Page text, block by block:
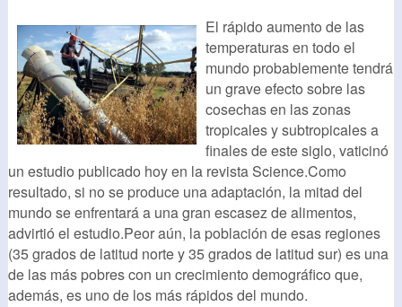
El rápido aumento de las
temperaturas en todo el
mundo probablemente tendrá
un grave efecto sobre las
cosechas en las zonas
tropicales y subtropicales a
finales de este siglo, vaticinó
un estudio publicado hoy en la revista Science.Como
resultado, si no se produce una adaptación, la mitad del
mundo se enfrentará a una gran escasez de alimentos,
advirtió el estudio.Peor aún, la población de esas regiones
(35 grados de latitud norte y 35 grados de latitud sur) es una
de las más pobres con un crecimiento demográfico que,
además, es uno de los más rápidos del mundo.